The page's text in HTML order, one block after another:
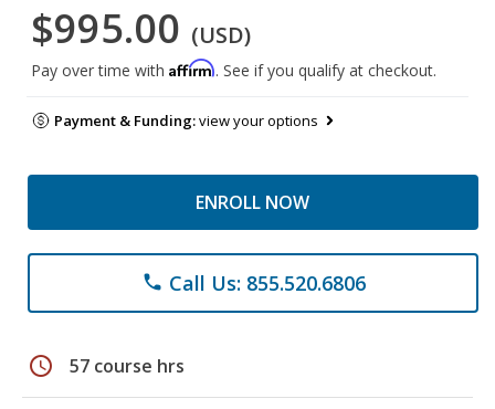
$995.00 (USD)
Pay over time with Affirm. See if you qualify at checkout.
Payment & Funding:view your options
ENROLL NOW
phone Call Us: 855.520.6806
schedule 57 course hrs